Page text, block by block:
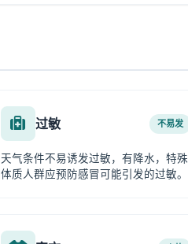
过敏 不易发
天气条件不易诱发过敏，有降水，特殊
体质人群应预防感冒可能引发的过敏。